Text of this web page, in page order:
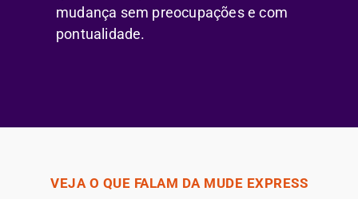
mudança sem preocupações e com
pontualidade.
VEJA O QUE FALAM DA MUDE EXPRESS